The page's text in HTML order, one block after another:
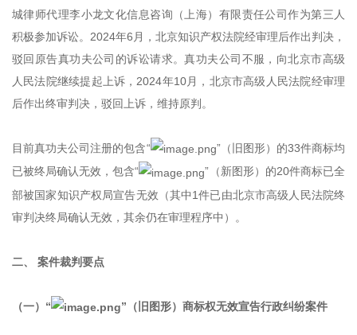
城律师代理李小龙文化信息咨询（上海）有限责任公司作为第三人
积极参加诉讼。2024年6月，北京知识产权法院经审理后作出判决，
驳回原告真功夫公司的诉讼请求。真功夫公司不服，向北京市高级
人民法院继续提起上诉，2024年10月，北京市高级人民法院经审理
后作出终审判决，驳回上诉，维持原判。
目前真功夫公司注册的包含“
”（旧图形）的33件商标均
已被终局确认无效，包含“
”（新图形）的20件商标已全
部被国家知识产权局宣告无效（其中1件已由北京市高级人民法院终
审判决终局确认无效，其余仍在审理程序中）。
二、 案件裁判要点
（一）“ ”（旧图形）商标权无效宣告行政纠纷案件